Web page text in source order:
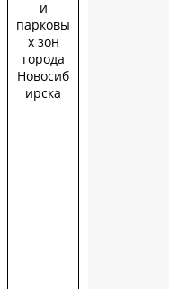
и
парковы
х зон
города
Новосиб
ирска